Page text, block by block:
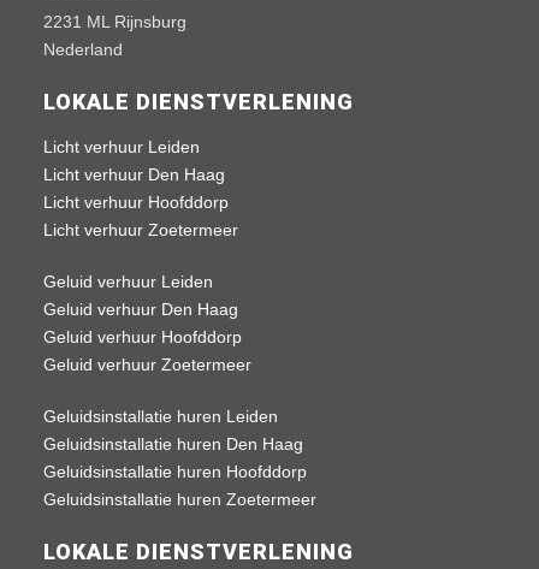
2231 ML Rijnsburg
Nederland
LOKALE DIENSTVERLENING
Licht verhuur Leiden
Licht verhuur Den Haag
Licht verhuur Hoofddorp
Licht verhuur Zoetermeer
Geluid verhuur Leiden
Geluid verhuur Den Haag
Geluid verhuur Hoofddorp
Geluid verhuur Zoetermeer
Geluidsinstallatie huren Leiden
Geluidsinstallatie huren Den Haag
Geluidsinstallatie huren Hoofddorp
Geluidsinstallatie huren Zoetermeer
LOKALE DIENSTVERLENING